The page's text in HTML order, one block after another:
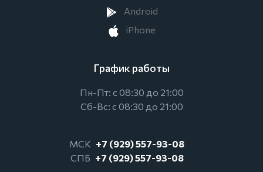
Android
iPhone
График работы
Пн-Пт: с 08:30 до 21:00
Сб-Вс: с 08:30 до 21:00
МСК +7 (929) 557-93-08
СПБ +7 (929) 557-93-08